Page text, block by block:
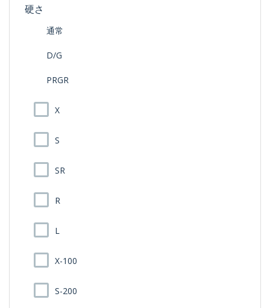
硬さ
通常
D/G
PRGR
X
S
SR
R
L
X-100
S-200